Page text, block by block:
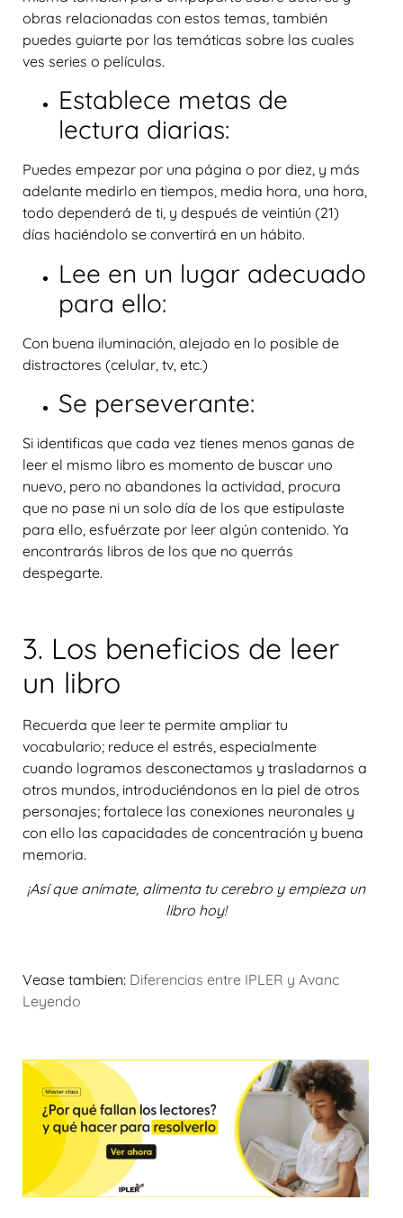
obras relacionadas con estos temas, también
puedes guiarte por las temáticas sobre las cuales
ves series o películas.
Establece metas de
lectura diarias:
Puedes empezar por una página o por diez, y más
adelante medirlo en tiempos, media hora, una hora,
todo dependerá de ti, y después de veintiún (21)
días haciéndolo se convertirá en un hábito.
Lee en un lugar adecuado
para ello:
Con buena iluminación, alejado en lo posible de
distractores (celular, tv, etc.)
Se perseverante:
Si identificas que cada vez tienes menos ganas de
leer el mismo libro es momento de buscar uno
nuevo, pero no abandones la actividad, procura
que no pase ni un solo día de los que estipulaste
para ello, esfuérzate por leer algún contenido. Ya
encontrarás libros de los que no querrás
despegarte.
3. Los beneficios de leer
un libro
Recuerda que leer te permite ampliar tu
vocabulario; reduce el estrés, especialmente
cuando logramos desconectamos y trasladarnos a
otros mundos, introduciéndonos en la piel de otros
personajes; fortalece las conexiones neuronales y
con ello las capacidades de concentración y buena
memoria.
¡Así que anímate, alimenta tu cerebro y empieza un
libro hoy!
Vease tambien: Diferencias entre IPLER y Avanc
Leyendo